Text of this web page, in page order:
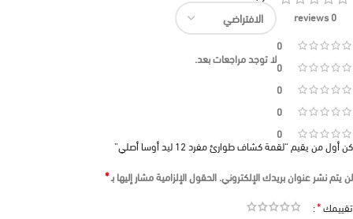
0 reviews
0
0
0
0
0
لا توجد مراجعات بعد.
كن أول من يقيم “لقمة كشاف طوارئ مفرد 12 ليد أوسا أصلي”
لن يتم نشر عنوان بريدك الإلكتروني.الحقول الإلزامية مشار إليها بـ*
تقييمك*